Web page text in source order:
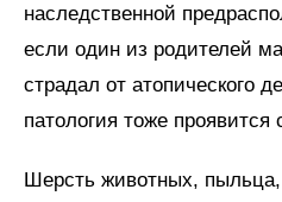
наследственной
если один из родителей
страдал от атопического
патология тоже проявится
Шерсть животных,